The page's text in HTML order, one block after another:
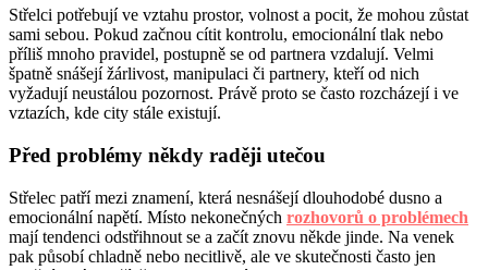
Střelci potřebují ve vztahu prostor, volnost a pocit, že mohou zůstat
sami sebou. Pokud začnou cítit kontrolu, emocionální tlak nebo
příliš mnoho pravidel, postupně se od partnera vzdalují. Velmi
špatně snášejí žárlivost, manipulaci či partnery, kteří od nich
vyžadují neustálou pozornost. Právě proto se často rozcházejí i ve
vztazích, kde city stále existují.
Před problémy někdy raději utečou
Střelec patří mezi znamení, která nesnášejí dlouhodobé dusno a
emocionální napětí. Místo nekonečných rozhovorů o problémech
mají tendenci odstřihnout se a začít znovu někde jinde. Na venek
pak působí chladně nebo necitlivě, ale ve skutečnosti často jen